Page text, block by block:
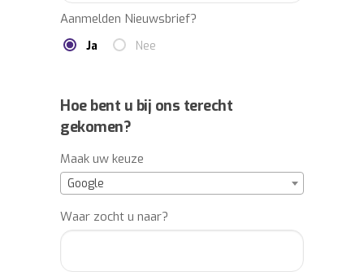
info@buro2010.nl – 036-7600140.
Aanmelden Nieuwsbrief?
Ja Nee
Hoe bent u bij ons terecht
gekomen?
Maak uw keuze
Google
Waar zocht u naar?